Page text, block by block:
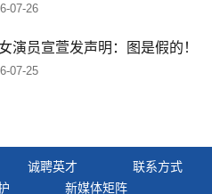
07-26
演员宣萱发声明：图是假的！
07-25
诚聘英才
联系方式
新媒体矩阵